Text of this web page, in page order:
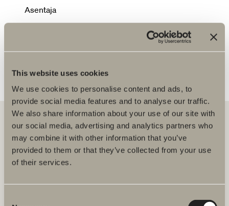
This website uses cookies
We use cookies to personalise content and ads, to
provide social media features and to analyse our traffic.
We also share information about your use of our site with
our social media, advertising and analytics partners who
may combine it with other information that you’ve
provided to them or that they’ve collected from your use
of their services.
Asentaja
Meiltä löydät kaiken kerralla kylpyhuoneeseen.
Kylpyhuonekalusteista, pesualtaista ja hanoista
suihkutilakalusteisiin, kylpyammeisiin, pyyhekuivaimiin ja wc-